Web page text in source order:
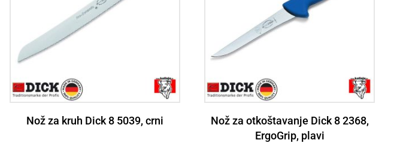
Nož za kruh Dick 8 5039, crni
Nož za otkoštavanje Dick 8 2368,
ErgoGrip, plavi